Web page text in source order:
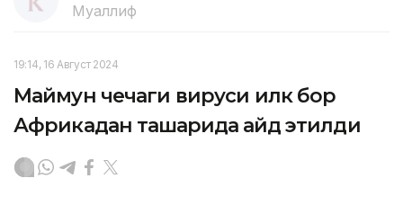
Муаллиф
19:14, 16 Август 2024
Маймун чечаги вируси илк бор
Африкадан ташқарида қайд этилди